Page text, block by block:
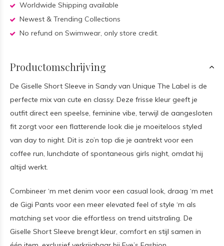
Worldwide Shipping available
Newest & Trending Collections
No refund on Swimwear, only store credit.
Productomschrijving
De Giselle Short Sleeve in Sandy van Unique The Label is de
perfecte mix van cute en classy. Deze frisse kleur geeft je
outfit direct een speelse, feminine vibe, terwijl de aangesloten
fit zorgt voor een flatterende look die je moeiteloos styled
van day to night. Dit is zo’n top die je aantrekt voor een
coffee run, lunchdate of spontaneous girls night, omdat hij
altijd werkt.
Combineer ‘m met denim voor een casual look, draag ‘m met
de Gigi Pants voor een meer elevated feel of style ‘m als
matching set voor die effortless on trend uitstraling. De
Giselle Short Sleeve brengt kleur, comfort en stijl samen in